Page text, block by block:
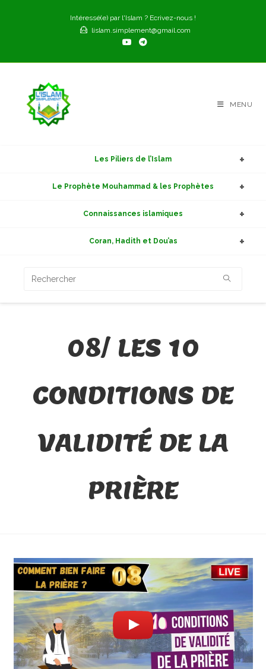
Intéressé(e) par l'Islam ? Ecrivez-nous !
lislam.simplement@gmail.com
MENU
Les Piliers de l’Islam
Le Prophète Mouhammad & les Prophètes
Connaissances islamiques
Coran, Hadith et Dou’as
08/ LES 10
CONDITIONS DE
VALIDITÉ DE LA
PRIÈRE